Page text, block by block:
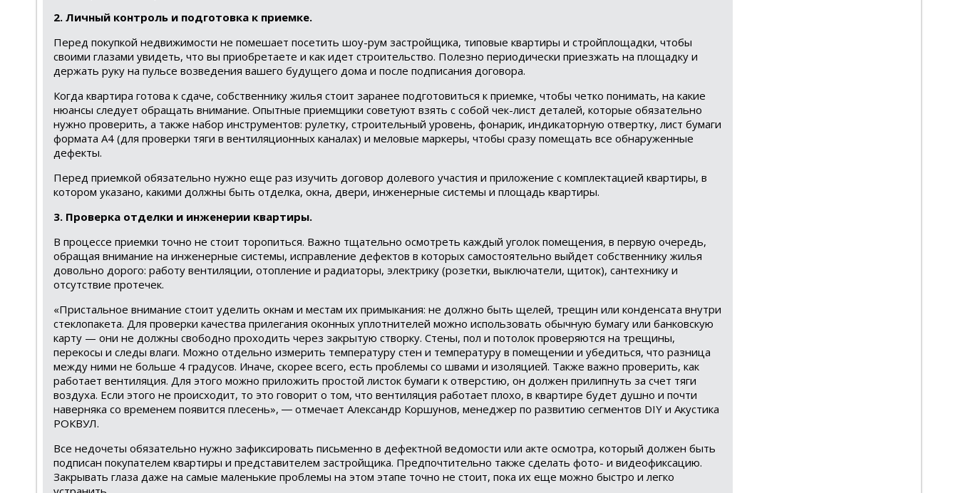
2. Личный контроль и подготовка к приемке.
Перед покупкой недвижимости не помешает посетить шоу-рум застройщика, типовые квартиры и стройплощадки, чтобы
своими глазами увидеть, что вы приобретаете и как идет строительство. Полезно периодически приезжать на площадку и
держать руку на пульсе возведения вашего будущего дома и после подписания договора.
Когда квартира готова к сдаче, собственнику жилья стоит заранее подготовиться к приемке, чтобы четко понимать, на какие
нюансы следует обращать внимание. Опытные приемщики советуют взять с собой чек-лист деталей, которые обязательно
нужно проверить, а также набор инструментов: рулетку, строительный уровень, фонарик, индикаторную отвертку, лист бумаги
формата А4 (для проверки тяги в вентиляционных каналах) и меловые маркеры, чтобы сразу помещать все обнаруженные
дефекты.
Перед приемкой обязательно нужно еще раз изучить договор долевого участия и приложение с комплектацией квартиры, в
котором указано, какими должны быть отделка, окна, двери, инженерные системы и площадь квартиры.
3. Проверка отделки и инженерии квартиры.
В процессе приемки точно не стоит торопиться. Важно тщательно осмотреть каждый уголок помещения, в первую очередь,
обращая внимание на инженерные системы, исправление дефектов в которых самостоятельно выйдет собственнику жилья
довольно дорого: работу вентиляции, отопление и радиаторы, электрику (розетки, выключатели, щиток), сантехнику и
отсутствие протечек.
«Пристальное внимание стоит уделить окнам и местам их примыкания: не должно быть щелей, трещин или конденсата внутри
стеклопакета. Для проверки качества прилегания оконных уплотнителей можно использовать обычную бумагу или банковскую
карту — они не должны свободно проходить через закрытую створку. Стены, пол и потолок проверяются на трещины,
перекосы и следы влаги. Можно отдельно измерить температуру стен и температуру в помещении и убедиться, что разница
между ними не больше 4 градусов. Иначе, скорее всего, есть проблемы со швами и изоляцией. Также важно проверить, как
работает вентиляция. Для этого можно приложить простой листок бумаги к отверстию, он должен прилипнуть за счет тяги
воздуха. Если этого не происходит, то это говорит о том, что вентиляция работает плохо, в квартире будет душно и почти
наверняка со временем появится плесень», ― отмечает Александр Коршунов, менеджер по развитию сегментов DIY и Акустика
РОКВУЛ.
Все недочеты обязательно нужно зафиксировать письменно в дефектной ведомости или акте осмотра, который должен быть
подписан покупателем квартиры и представителем застройщика. Предпочтительно также сделать фото- и видеофиксацию.
Закрывать глаза даже на самые маленькие проблемы на этом этапе точно не стоит, пока их еще можно быстро и легко